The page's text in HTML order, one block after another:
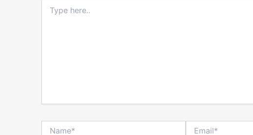
here..